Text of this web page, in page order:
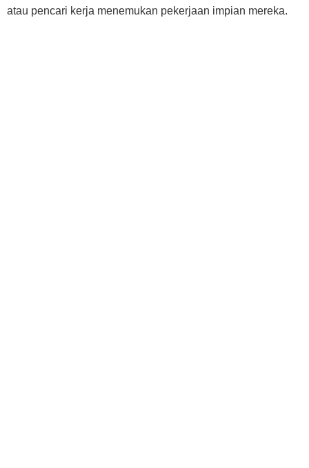
atau pencari kerja menemukan pekerjaan impian mereka.